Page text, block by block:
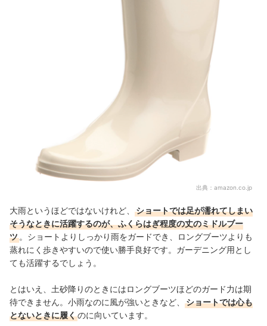
出典： amazon.co.jp
大雨というほどではないけれど、
ショートでは足が濡れてしまい
そうなときに活躍するのが、ふくらはぎ程度の丈のミドルブー
ツ 。ショートよりしっかり雨をガードでき、ロングブーツよりも
蒸れにく歩きやすいので使い勝手良好です。ガーデニング用とし
ても活躍するでしょう。
とはいえ、土砂降りのときにはロングブーツほどのガード力は期
待できません。小雨なのに風が強いときなど、
ショートでは心も
とないときに履くのに向いています。